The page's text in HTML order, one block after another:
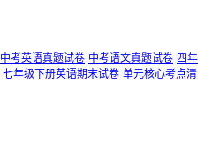
中考英语真题试卷 中考语文真题试卷 四年
七年级下册英语期末试卷 单元核心考点清